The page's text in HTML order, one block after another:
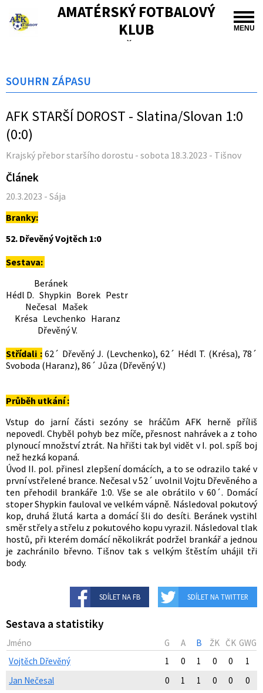
MENU
AMATÉRSKÝ FOTBALOVÝ
KLUB
TIŠNOV
SOUHRN ZÁPASU
AFK STARŠÍ DOROST - Slatina/Slovan 1:0
(0:0)
Krajský přebor staršího dorostu - sobota 18.3.2023 - Tišnov
Článek
20.3.2023 - Sája
Branky:
52. Dřevěný Vojtěch 1:0
Sestava:
Beránek
Hédl D. Shypkin Borek Pestr
Nečesal Mašek
Krésa Levchenko Haranz
Dřevěný V.
Střídali :62´ Dřevěný J. (Levchenko), 62´ Hédl T. (Krésa), 78´
Svoboda (Haranz), 86´ Jůza (Dřevěný V.)
Průběh utkání :
Vstup do jarní části sezóny se hráčům AFK herně příliš
nepovedl. Chyběl pohyb bez míče, přesnost nahrávek a z toho
plynoucí množství ztrát. Na hřišti tak byl vidět v I. pol. spíš boj
než hezká kopaná.
Úvod II. pol. přinesl zlepšení domácích, a to se odrazilo také v
první vstřelené brance. Nečesal v 52´ uvolnil Vojtu Dřevěného a
ten přehodil brankáře 1:0. Vše se ale obrátilo v 60´. Domácí
stoper Shypkin fauloval ve velkém vápně. Následoval pokutový
kop, druhá žlutá karta a domácí šli do desíti. Beránek vystihl
směr střely a střelu z pokutového kopu vyrazil. Následoval tlak
hostů, při kterém domácí několikrát podržel brankář a jednou
je zachránilo břevno. Tišnov tak s velkým štěstím uhájil tři
body.
SDÍLET NA FB SDÍLET NA TWITTER
Sestava a statistiky
Jméno G A B ŽK ČK GWG
Vojtěch Dřevěný
1 0 1 0 0
1
Jan Nečesal
0 1 1 0 0
0